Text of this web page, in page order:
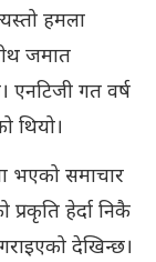
हमला
जमात
एनटिजी गत वर्ष
थियो।
भएको समाचार
हेर्दा निकै
देखिन्छ।